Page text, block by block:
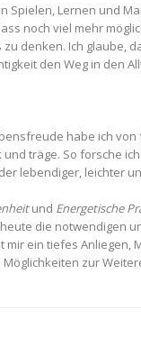
Spielen, Lernen und
noch viel mehr
denken. Ich glaube,
den Weg in den
habe ich
träge. So forsche
lebendiger, leichter
und Energetische
die notwendigen
ein tiefes Anliegen,
zur